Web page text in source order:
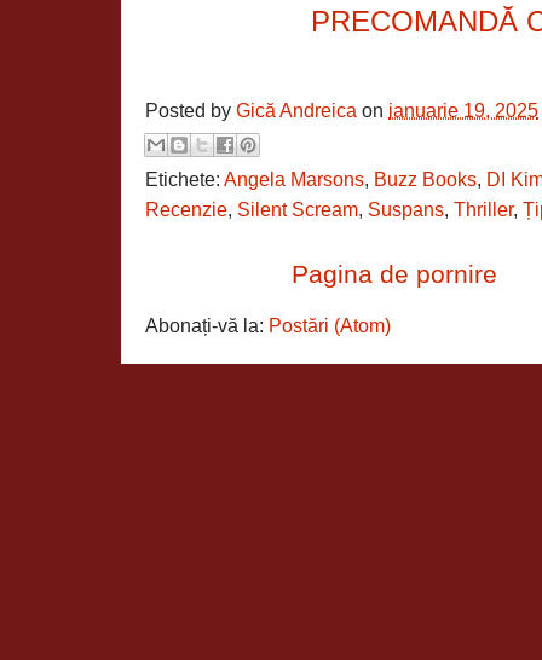
PRECOMANDĂ
Posted by Gică Andreica on ianuarie 19, 2025
Etichete: Angela Marsons, Buzz Books, DI
Recenzie, Silent Scream, Suspans, Thriller,
Pagina de pornire
Abonați-vă la: Postări (Atom)